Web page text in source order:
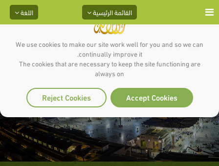
We use cookies to make our site work well for you and so we can
continually improve it.
The cookies that are necessary to keep the site functioning are
always on
Accept Cookies
Reject Cookies
اللغة القائمة الرئيسية
الصبر - الجزء 3